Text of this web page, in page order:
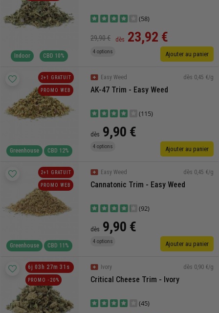
Indoor CBD 10%
(58)
29,90 € dès 23,92 €
4 options Ajouter au panier
2+1 GRATUIT
PROMO WEB
Greenhouse CBD 12%
Easy Weed dès 0,45 €/g
AK-47 Trim - Easy Weed
(115)
dès 9,90 €
4 options Ajouter au panier
2+1 GRATUIT
PROMO WEB
Greenhouse CBD 11%
Easy Weed dès 0,45 €/g
Cannatonic Trim - Easy Weed
(92)
dès 9,90 €
4 options Ajouter au panier
6j 03 h 27m 30 s
PROMO -20%
Ivory dès 0,90 €/g
Critical Cheese Trim - Ivory
(45)